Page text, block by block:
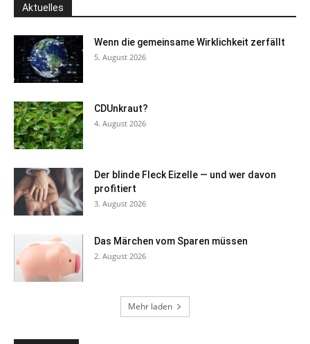
Aktuelles
Wenn die gemeinsame Wirklichkeit zerfällt
5. August 2026
CDUnkraut?
4. August 2026
Der blinde Fleck Eizelle — und wer davon
profitiert
3. August 2026
Das Märchen vom Sparen müssen
2. August 2026
Mehr laden